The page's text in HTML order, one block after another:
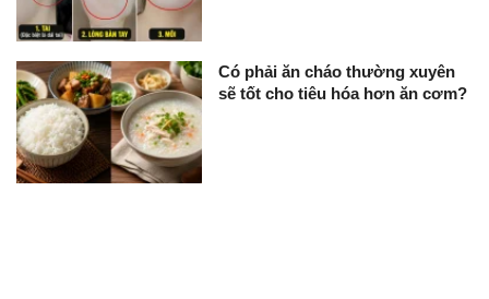
Có phải ăn cháo thường xuyên
sẽ tốt cho tiêu hóa hơn ăn cơm?